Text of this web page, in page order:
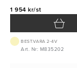
1 954 kr/st
BEST.VARA 2-4V
Art. Nr: M835202